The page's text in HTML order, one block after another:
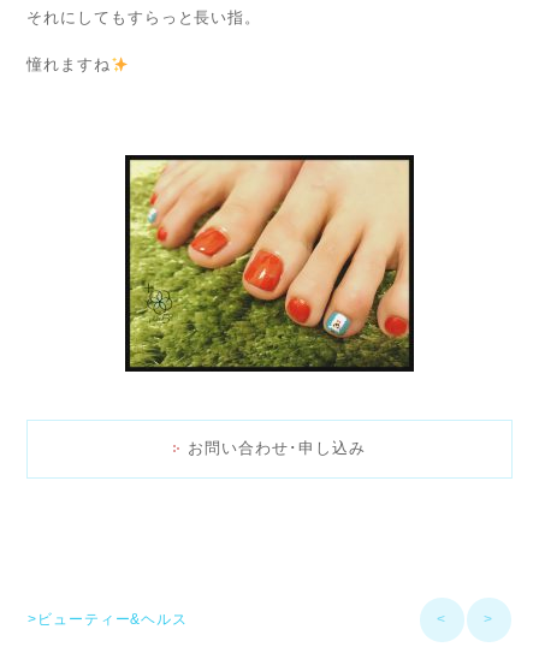
それにしてもすらっと長い指。
憧れますね
お問い合わせ･申し込み
>ビューティー&ヘルス < >